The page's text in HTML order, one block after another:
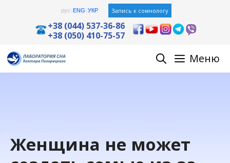
содержимому
рус ENG УКР Запись к сомнологу
+38 (044) 537-36-86
+38 (050) 410-75-57
Меню
Женщина не может